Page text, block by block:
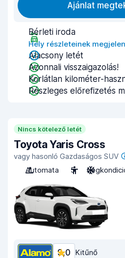
Ajánlat
Bérleti iroda
Hely részleteinek
Alacsony letét
Azonnali visszaigazolás!
Korlátlan kilométer-
Részleges előrefizetés
Nincs kötelező letét
Toyota Yaris Cross
vagy hasonló Gazdaságos SUV
Automata
5
9,0 Kitűnő